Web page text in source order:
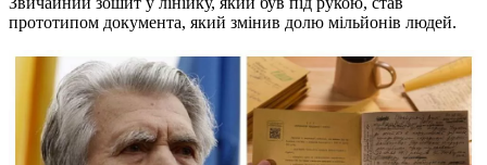
прототипом документа, який змінив долю мільйонів людей.